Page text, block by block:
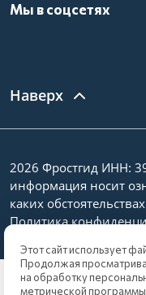
Мы в соцсетях
Наверх
2026 Фростгид ИНН:
информация носит
каких
Политика
Этот сайт использует
Продолжая
на обработку
метрической